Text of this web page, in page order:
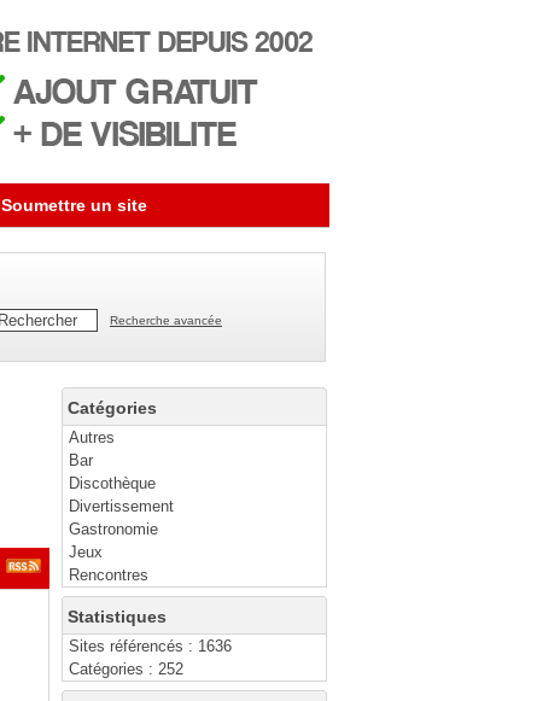
Soumettre un site
Recherche avancée
Catégories
Autres
Bar
Discothèque
Divertissement
Gastronomie
Jeux
Rencontres
Statistiques
Sites référencés : 1636
Catégories : 252